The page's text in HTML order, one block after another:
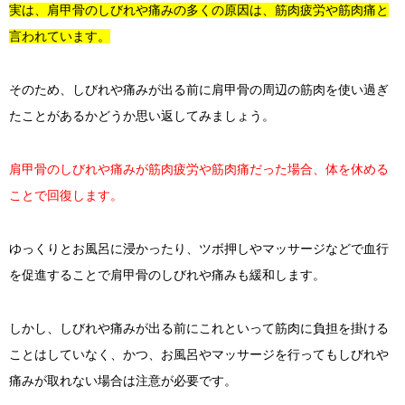
実は、肩甲骨のしびれや痛みの多くの原因は、筋肉疲労や筋肉痛と
言われています。
そのため、しびれや痛みが出る前に肩甲骨の周辺の筋肉を使い過ぎ
たことがあるかどうか思い返してみましょう。
肩甲骨のしびれや痛みが筋肉疲労や筋肉痛だった場合、体を休める
ことで回復します。
ゆっくりとお風呂に浸かったり、ツボ押しやマッサージなどで血行
を促進することで肩甲骨のしびれや痛みも緩和します。
しかし、しびれや痛みが出る前にこれといって筋肉に負担を掛ける
ことはしていなく、かつ、お風呂やマッサージを行ってもしびれや
痛みが取れない場合は注意が必要です。